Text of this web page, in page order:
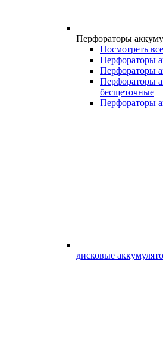
Перфораторы
Посмотреть
Перфораторы
Перфораторы
Перфораторы
бесщеточные
Перфораторы
дисковые